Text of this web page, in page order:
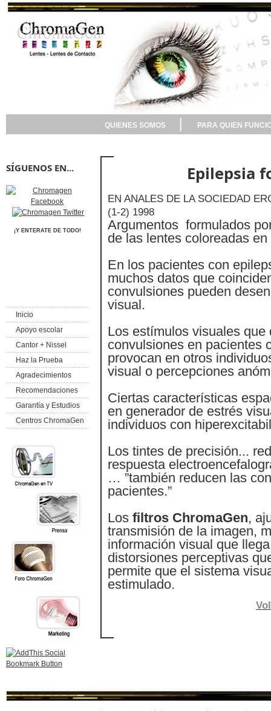
QUIENES SOMOS PARA QUIEN
Epilepsia
EN ANALES DE LA SOCIEDAD
(1-2) 1998
Argumentos formulados
de las lentes coloreadas
En los pacientes con
muchos datos que
convulsiones pueden
visual.
Los estímulos visuales que
convulsiones en pacientes
provocan en otros
visual o percepciones
Ciertas características
en generador de estrés
individuos con
Los tintes de precisión...
respuesta
… ”también reducen las
pacientes.”
Los filtros ChromaGen,
transmisión de la imagen,
información visual que
distorsiones perceptivas
permite que el sistema
estimulado.
SÍGUENOS EN...
¡Y ENTERATE DE TODO!
Inicio
Apoyo escolar
Cantor + Nissel
Haz la Prueba
Agradecimientos
Recomendaciones
Garantía y Estudios
Centros ChromaGen